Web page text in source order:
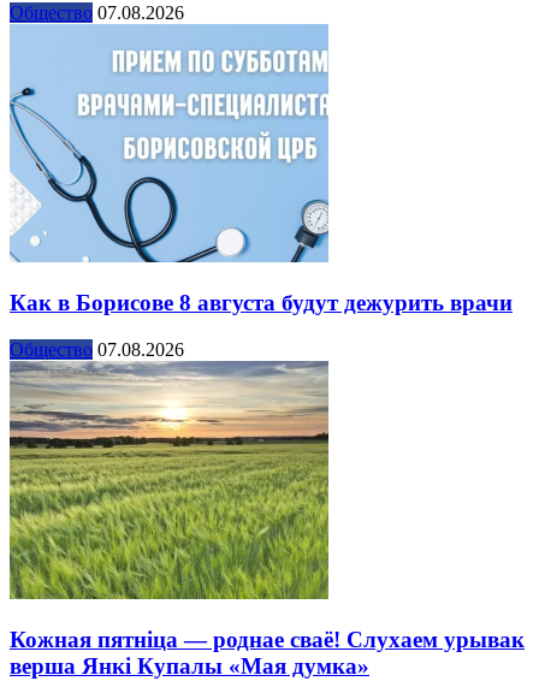
Общество 07.08.2026
Как в Борисове 8 августа будут дежурить врачи
Общество 07.08.2026
Кожная пятніца — роднае сваё! Слухаем урывак
верша Янкі Купалы «Мая думка»